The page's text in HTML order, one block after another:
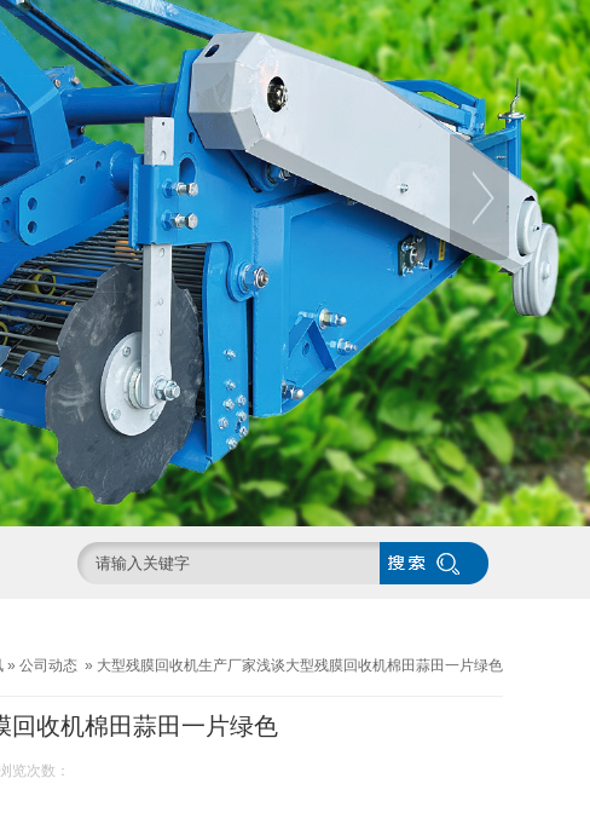
» 公司动态 » 大型残膜回收机生产厂家浅谈大型残膜回收机棉田蒜田一片绿色
回收机棉田蒜田一片绿色
览次数：